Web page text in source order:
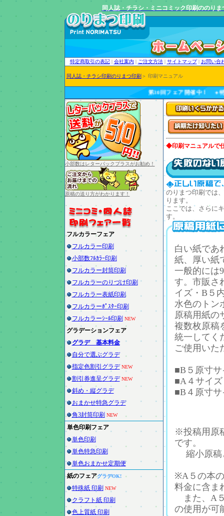
同人誌・チラシ・ミニコミック印刷ののり
特定商取引の表記| 会社案内 | ご注文方法| サイトマップ| お問い合
同人誌・チラシ印刷のりまつ印刷 ＞ 印刷マニュアル
第30回フェア開催中！ ●特殊
小部数はレターパックプラスがお勧め！
原稿の送り方がわかります！
フルカラーフェア
フルカラー印刷
小部数ﾌﾙｶﾗｰ印刷
フルカラー封筒印刷
フルカラーのりづけ印刷
フルカラー表紙印刷
フルカラーﾎﾟｽﾀｰ印刷
フルカラーｼｰﾙ印刷 NEW
グラデーションフェア
グラデ 基本料金
自分で選ぶグラデ
指定色割引グラデ NEW
割引券進呈グラデ NEW
斜め・縦グラデ
おまかせ特急グラデ
角3封筒印刷 NEW
単色印刷フェア
単色印刷
単色特急印刷
単色おまかせ定期便
紙のフェアグラデOK!
特殊紙 印刷 NEW
クラフト紙 印刷
色上質紙 印刷
◆印刷マニュアルで
のりまつ印刷では
ります。
ここでは、さらに
す。
白い紙であ
紙、厚い紙
一般的には
す。市販さ
イズ・B５
水色のトン
原稿用紙の
複数枚原稿
統一してく
ご使用いた
■B５原寸
■A４サイ
■B４原寸
※投稿用原
です。
縮小原稿
※A５の本
料金に含ま
また、A
の使用が可